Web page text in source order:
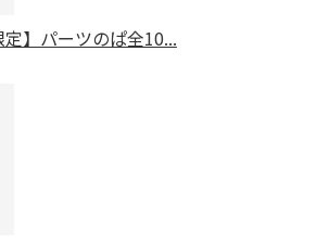
定】パーツのぱ全10...